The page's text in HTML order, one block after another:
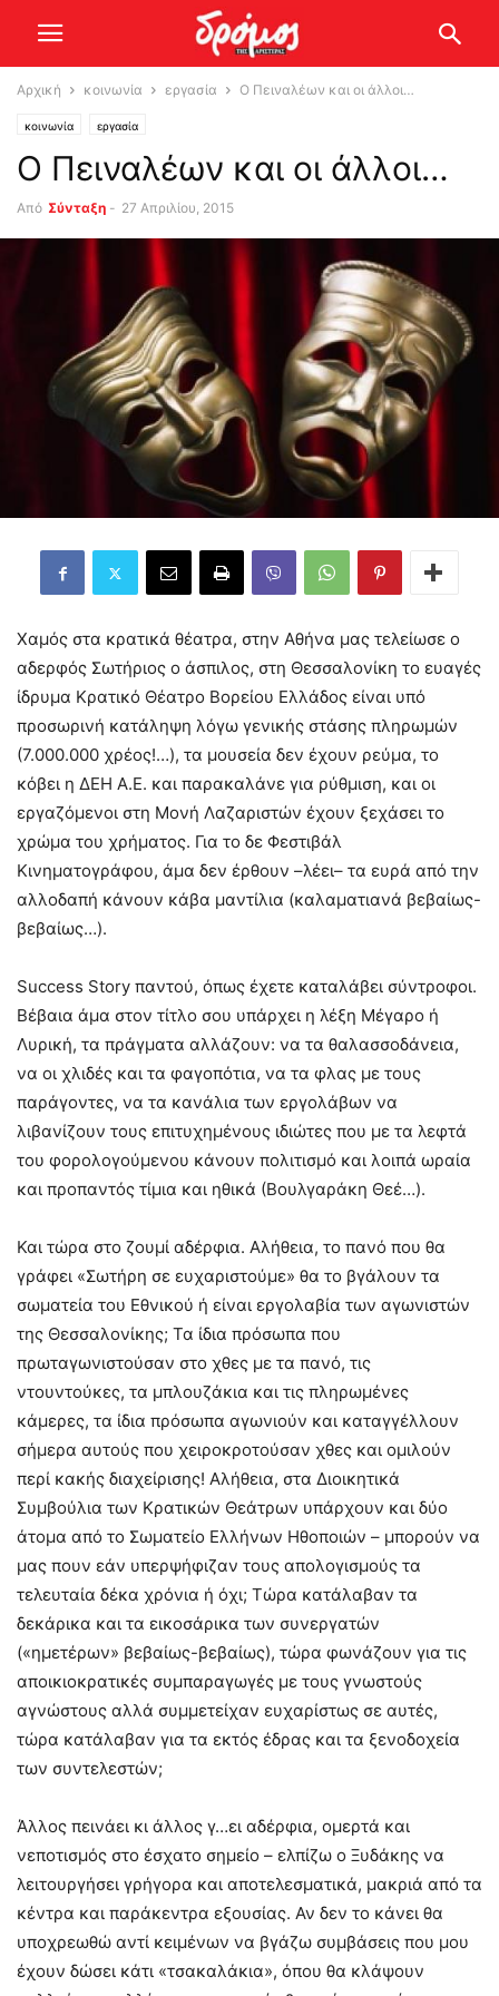
Αρχική κοινωνία εργασία Ο Πειναλέων και οι άλλοι…
κοινωνία εργασία
Ο Πειναλέων και οι άλλοι…
Από Σύνταξη - 27 Απριλίου, 2015
Χαμός στα κρατικά θέατρα, στην Αθήνα μας τελείωσε ο
αδερφός Σωτήριος ο άσπιλος, στη Θεσσαλονίκη το ευαγές
ίδρυμα Κρατικό Θέατρο Βορείου Ελλάδος είναι υπό
προσωρινή κατάληψη λόγω γενικής στάσης πληρωμών
(7.000.000 χρέος!…), τα μουσεία δεν έχουν ρεύμα, το
κόβει η ΔΕΗ Α.Ε. και παρακαλάνε για ρύθμιση, και οι
εργαζόμενοι στη Μονή Λαζαριστών έχουν ξεχάσει το
χρώμα του χρήματος. Για το δε Φεστιβάλ
Κινηματογράφου, άμα δεν έρθουν –λέει– τα ευρά από την
αλλοδαπή κάνουν κάβα μαντίλια (καλαματιανά βεβαίως-
βεβαίως…).
Success Story παντού, όπως έχετε καταλάβει σύντροφοι.
Βέβαια άμα στον τίτλο σου υπάρχει η λέξη Μέγαρο ή
Λυρική, τα πράγματα αλλάζουν: να τα θαλασσοδάνεια,
να οι χλιδές και τα φαγοπότια, να τα φλας με τους
παράγοντες, να τα κανάλια των εργολάβων να
λιβανίζουν τους επιτυχημένους ιδιώτες που με τα λεφτά
του φορολογούμενου κάνουν πολιτισμό και λοιπά ωραία
και προπαντός τίμια και ηθικά (Βουλγαράκη Θεέ…).
Και τώρα στο ζουμί αδέρφια. Αλήθεια, το πανό που θα
γράφει «Σωτήρη σε ευχαριστούμε» θα το βγάλουν τα
σωματεία του Εθνικού ή είναι εργολαβία των αγωνιστών
της Θεσσαλονίκης; Τα ίδια πρόσωπα που
πρωταγωνιστούσαν στο χθες με τα πανό, τις
ντουντούκες, τα μπλουζάκια και τις πληρωμένες
κάμερες, τα ίδια πρόσωπα αγωνιούν και καταγγέλλουν
σήμερα αυτούς που χειροκροτούσαν χθες και ομιλούν
περί κακής διαχείρισης! Αλήθεια, στα Διοικητικά
Συμβούλια των Κρατικών Θεάτρων υπάρχουν και δύο
άτομα από το Σωματείο Ελλήνων Ηθοποιών – μπορούν να
μας πουν εάν υπερψήφιζαν τους απολογισμούς τα
τελευταία δέκα χρόνια ή όχι; Τώρα κατάλαβαν τα
δεκάρικα και τα εικοσάρικα των συνεργατών
(«ημετέρων» βεβαίως-βεβαίως), τώρα φωνάζουν για τις
αποικιοκρατικές συμπαραγωγές με τους γνωστούς
αγνώστους αλλά συμμετείχαν ευχαρίστως σε αυτές,
τώρα κατάλαβαν για τα εκτός έδρας και τα ξενοδοχεία
των συντελεστών;
Άλλος πεινάει κι άλλος γ…ει αδέρφια, ομερτά και
νεποτισμός στο έσχατο σημείο – ελπίζω ο Ξυδάκης να
λειτουργήσει γρήγορα και αποτελεσματικά, μακριά από τα
κέντρα και παράκεντρα εξουσίας. Αν δεν το κάνει θα
υποχρεωθώ αντί κειμένων να βγάζω συμβάσεις που μου
έχουν δώσει κάτι «τσακαλάκια», όπου θα κλάψουν